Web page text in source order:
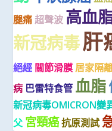
腿痛 超聲波 高血
新冠病毒肝
絕經 關節滑膜 居家隔
病 巴雷特食管 血脂
新冠病毒OMICRON變
父 宮頸癌抗原測試